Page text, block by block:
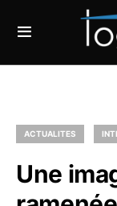
ACTUALITES
Une